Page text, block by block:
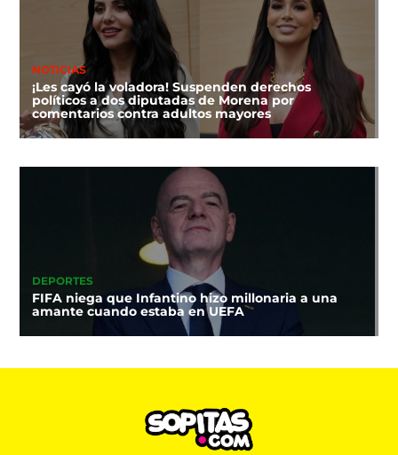
NOTICIAS
¡Les cayó la voladora! Suspenden derechos
políticos a dos diputadas de Morena por
comentarios contra adultos mayores
DEPORTES
FIFA niega que Infantino hizo millonaria a una
amante cuando estaba en UEFA